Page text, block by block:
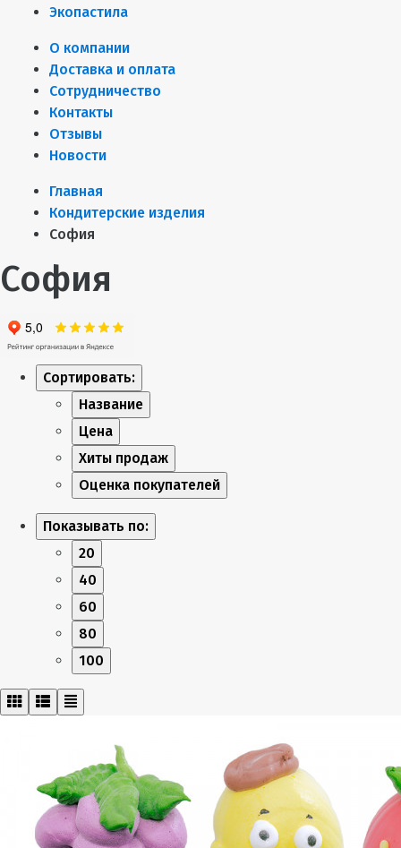
Экопастила
О компании
Доставка и оплата
Сотрудничество
Контакты
Отзывы
Новости
Главная
Кондитерские изделия
София
София
Сортировать:
Название
Цена
Хиты продаж
Оценка покупателей
Показывать по:
20
40
60
80
100